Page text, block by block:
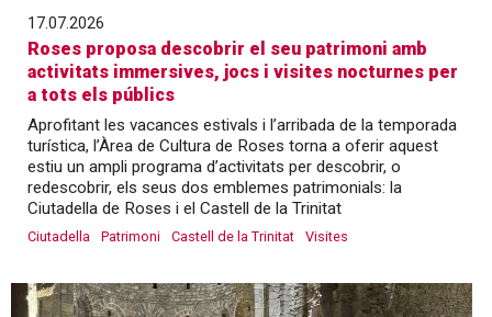
17.07.2026
Roses proposa descobrir el seu patrimoni amb
activitats immersives, jocs i visites nocturnes per
a tots els públics
Aprofitant les vacances estivals i l’arribada de la temporada
turística, l’Àrea de Cultura de Roses torna a oferir aquest
estiu un ampli programa d’activitats per descobrir, o
redescobrir, els seus dos emblemes patrimonials: la
Ciutadella de Roses i el Castell de la Trinitat
Ciutadella Patrimoni Castell de la Trinitat Visites